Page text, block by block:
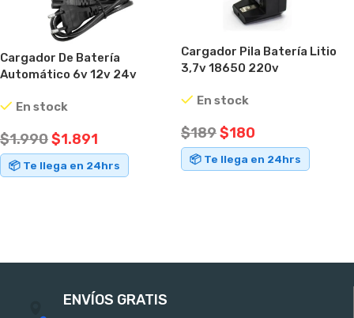
Cargador De Batería
Automático 6v 12v 24v
En stock
$1.990$1.891
📦 Te llega en 24hrs
Cargador Pila Batería Litio
3,7v 18650 220v
En stock
$189$180
📦 Te llega en 24hrs
ENVÍOS GRATIS